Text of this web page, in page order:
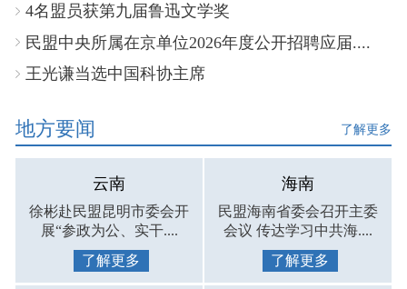
4名盟员获第九届鲁迅文学奖
民盟中央所属在京单位2026年度公开招聘应届....
王光谦当选中国科协主席
地方要闻 了解更多
云南
徐彬赴民盟昆明市委会开
展“参政为公、实干....
了解更多
海南
民盟海南省委会召开主委
会议 传达学习中共海....
了解更多